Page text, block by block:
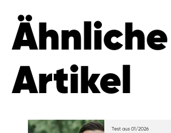
Ähnliche
Artikel